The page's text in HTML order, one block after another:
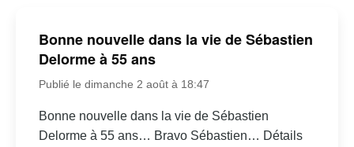
Bonne nouvelle dans la vie de Sébastien
Delorme à 55 ans
Publié le dimanche 2 août à 18:47
Bonne nouvelle dans la vie de Sébastien
Delorme à 55 ans… Bravo Sébastien… Détails